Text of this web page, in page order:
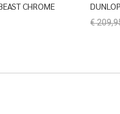
CHROME
€